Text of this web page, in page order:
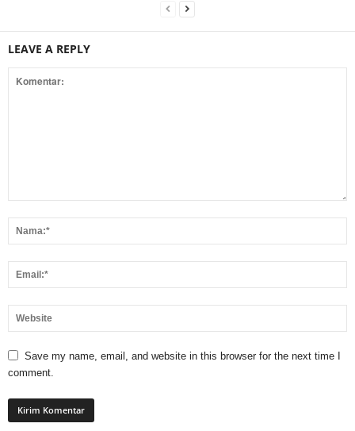
LEAVE A REPLY
Save my name, email, and website in this browser for the next time I
comment.